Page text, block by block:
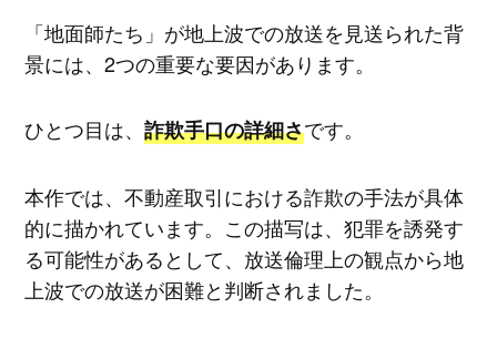
「地面師たち」が地上波での放送を見送られた背
景には、2つの重要な要因があります。
ひとつ目は、 詐欺手口の詳細さです。
本作では、不動産取引における詐欺の手法が具体
的に描かれています。この描写は、犯罪を誘発す
る可能性があるとして、放送倫理上の観点から地
上波での放送が困難と判断されました。